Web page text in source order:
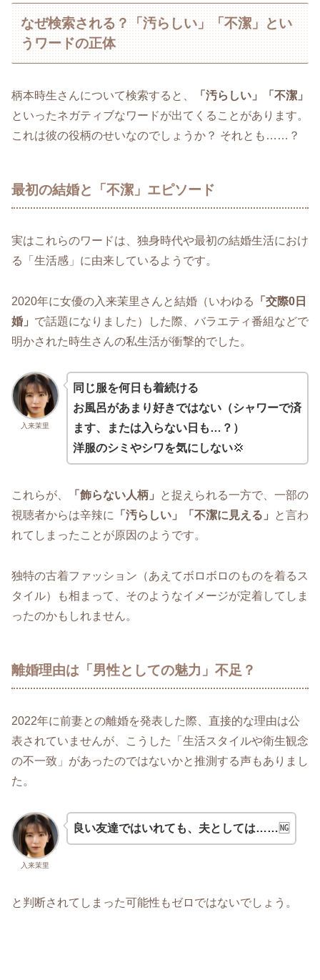
なぜ検索される？「汚らしい」「不潔」とい
うワードの正体
柄本時生さんについて検索すると、
「汚らしい」「不潔」
といったネガティブなワードが出てくることがあります。
これは彼の役柄のせいなのでしょうか？ それとも……？
最初の結婚と「不潔」エピソード
実はこれらのワードは、独身時代や最初の結婚生活におけ
る「生活感」に由来しているようです。
2020年に女優の入来茉里さんと結婚（いわゆる
「交際0日
婚」 で話題になりました）した際、バラエティ番組などで
明かされた時生さんの私生活が衝撃的でした。
入来茉里
同じ服を何日も着続ける
お風呂があまり好きではない（シャワーで済
ます、または入らない日も…？）
洋服のシミやシワを気にしない💢
これらが、 「飾らない人柄」
と捉えられる一方で、一部の
視聴者からは辛辣に
「汚らしい」「不潔に見える」
と言わ
れてしまったことが原因のようです。
独特の古着ファッション（あえてボロボロのものを着るス
タイル）も相まって、そのようなイメージが定着してしま
ったのかもしれません。
離婚理由は「男性としての魅力」不足？
2022年に前妻との離婚を発表した際、直接的な理由は公
表されていませんが、こうした「生活スタイルや衛生観念
の不一致」があったのではないかと推測する声もありまし
た。
入来茉里
良い友達ではいれても、夫としては……🆖
と判断されてしまった可能性もゼロではないでしょう。